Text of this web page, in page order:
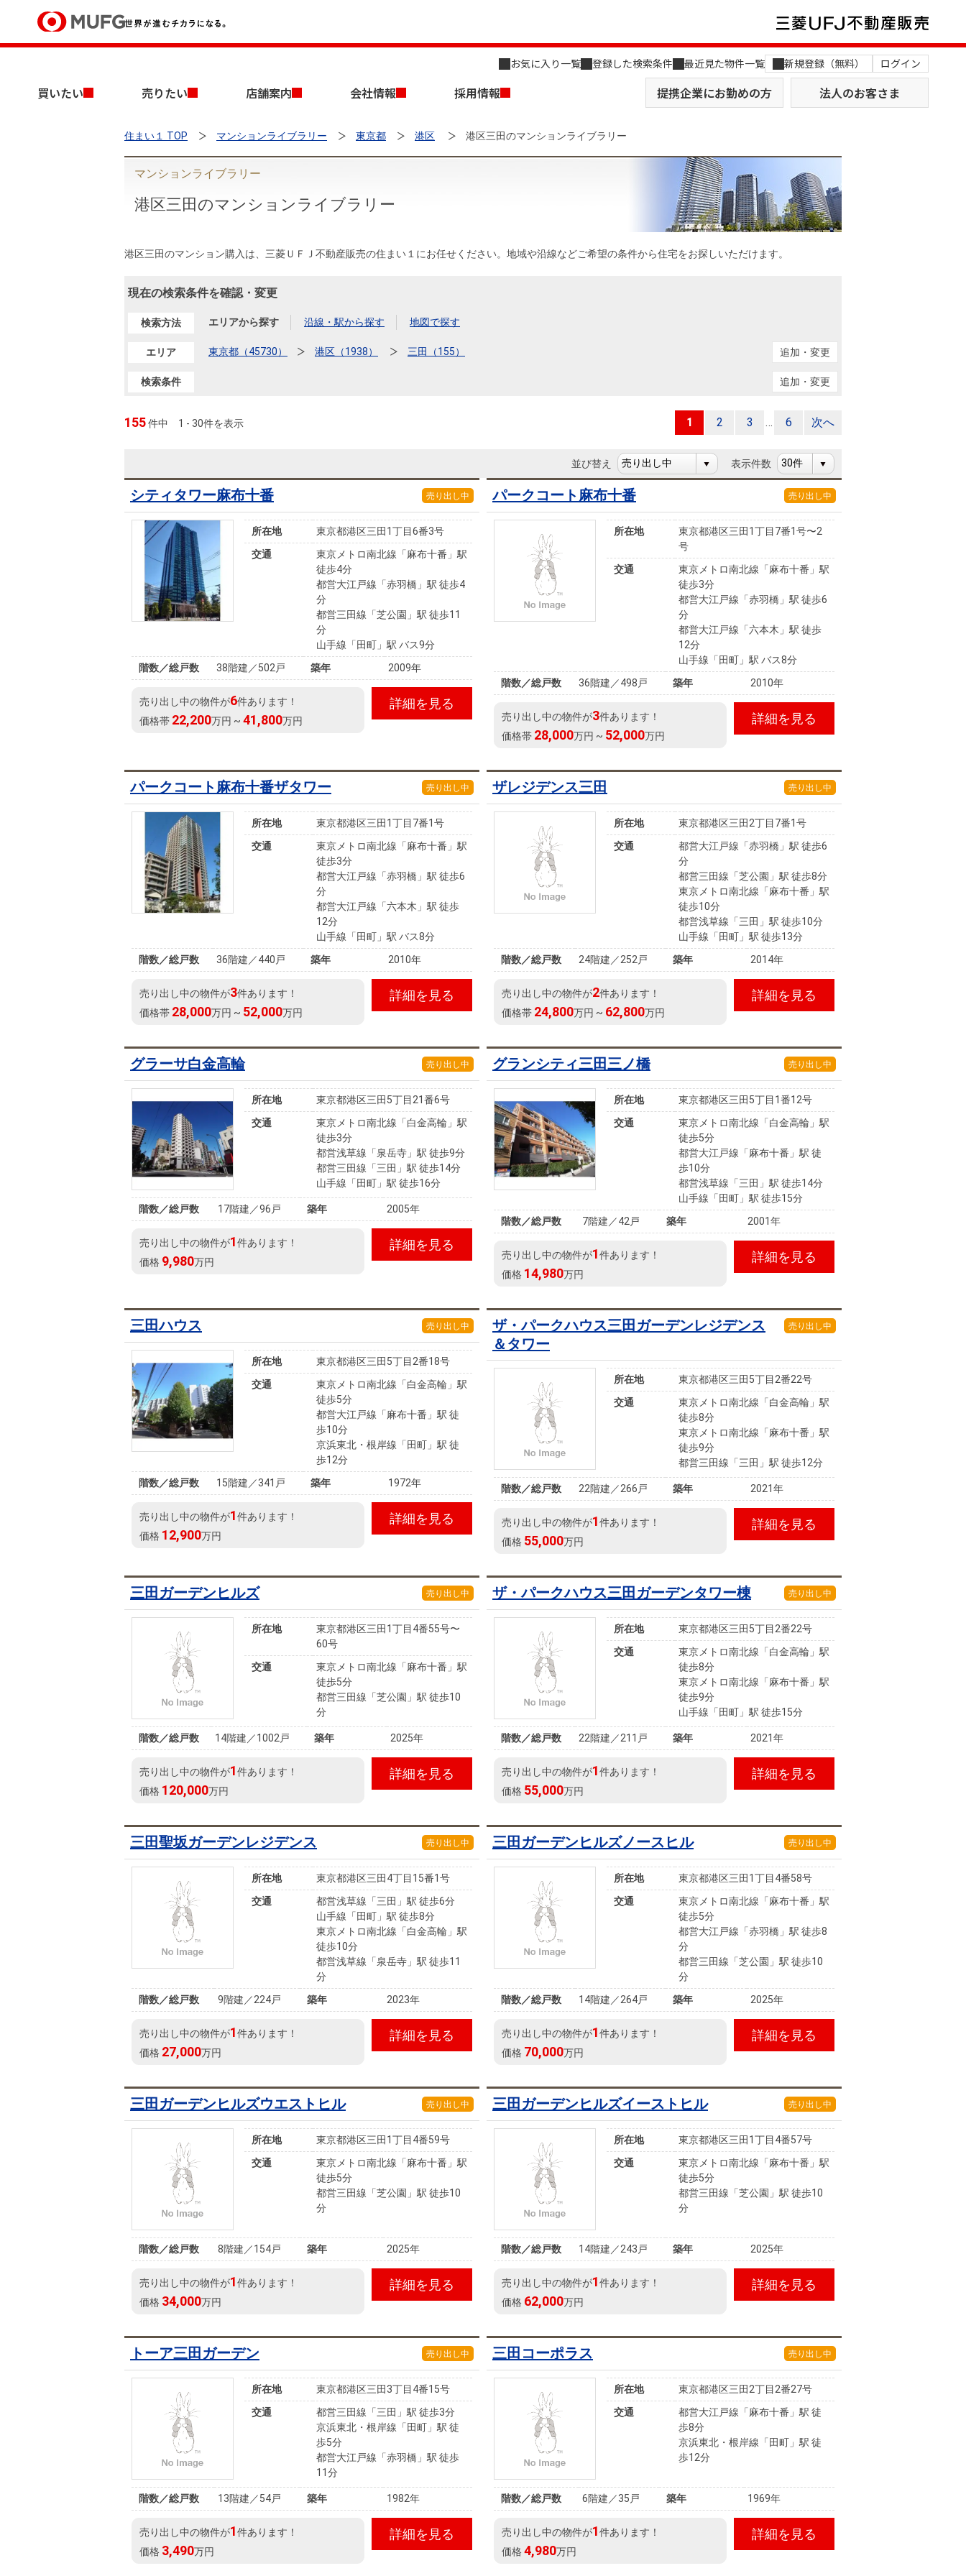
お気に入り一覧 登録した検索条件 最近見た物件一覧 新規登録（無料） ログイン
買いたい 売りたい 店舗案内 会社情報 採用情報 提携企業にお勤めの方 法人のお客さま
買いたいTOP
中古マンションを探す 新築・中古一戸建てを探す 土地を探す
購入向けサービス 住まい1プラス（お役立ちコラム）
住まいと暮らしの税金の本（電子ブック）
売りたいTOP
無料査定 売却相談 AI不動産査定
売却向けサービス 住まい1プラス（お役立ちコラム）
住まいと暮らしの税金の本（電子ブック）
店舗案内TOP
店舗のご案内（関西）
会社情報TOP
MUFG Way
本社地図
採用情報TOP
売りたい
住まい１ TOP マンションライブラリー 東京都 港区 港区三田のマンションライブラリー
マンションライブラリー
港区三田のマンションライブラリー
港区三田のマンション購入は、三菱ＵＦＪ不動産販売の住まい１にお任せください。地域や沿線などご希望の条件から住宅をお探しいただけます。
現在の検索条件を確認・変更
検索方法 エリアから探す 沿線・駅から探す 地図で探す
エリア 東京都（45730） 港区（1938） 三田（155） 追加・変更
検索条件 追加・変更
155件中 1 - 30件を表示 1 2 3 … 6 次へ
並び替え 表示件数
シティタワー麻布十番 売り出し中
所在地
東京都港区三田1丁目6番3号
交通
東京メトロ南北線「麻布十番」駅
徒歩4分
都営大江戸線「赤羽橋」駅 徒歩4
分
都営三田線「芝公園」駅 徒歩11
分
山手線「田町」駅 バス9分
階数／総戸数
38階建／502戸 築年 2009年
売り出し中の物件が6件あります！
価格帯 22,200万円 ~ 41,800万円
詳細を見る
パークコート麻布十番 売り出し中
所在地
東京都港区三田1丁目7番1号〜2
号
交通
東京メトロ南北線「麻布十番」駅
徒歩3分
都営大江戸線「赤羽橋」駅 徒歩6
分
都営大江戸線「六本木」駅 徒歩
12分
山手線「田町」駅 バス8分
階数／総戸数
36階建／498戸 築年 2010年
売り出し中の物件が3件あります！
価格帯 28,000万円 ~ 52,000万円
詳細を見る
パークコート麻布十番ザタワー 売り出し中
所在地
東京都港区三田1丁目7番1号
交通
東京メトロ南北線「麻布十番」駅
徒歩3分
都営大江戸線「赤羽橋」駅 徒歩6
分
都営大江戸線「六本木」駅 徒歩
12分
山手線「田町」駅 バス8分
階数／総戸数
36階建／440戸 築年 2010年
売り出し中の物件が3件あります！
価格帯 28,000万円 ~ 52,000万円
詳細を見る
ザレジデンス三田 売り出し中
所在地
東京都港区三田2丁目7番1号
交通
都営大江戸線「赤羽橋」駅 徒歩6
分
都営三田線「芝公園」駅 徒歩8分
東京メトロ南北線「麻布十番」駅
徒歩10分
都営浅草線「三田」駅 徒歩10分
山手線「田町」駅 徒歩13分
階数／総戸数
24階建／252戸 築年 2014年
売り出し中の物件が2件あります！
価格帯 24,800万円 ~ 62,800万円
詳細を見る
グラーサ白金高輪 売り出し中
所在地
東京都港区三田5丁目21番6号
交通
東京メトロ南北線「白金高輪」駅
徒歩3分
都営浅草線「泉岳寺」駅 徒歩9分
都営三田線「三田」駅 徒歩14分
山手線「田町」駅 徒歩16分
階数／総戸数 17階建／96戸 築年 2005年
売り出し中の物件が1件あります！
価格 9,980万円
詳細を見る
グランシティ三田三ノ橋 売り出し中
所在地
東京都港区三田5丁目1番12号
交通
東京メトロ南北線「白金高輪」駅
徒歩5分
都営大江戸線「麻布十番」駅 徒
歩10分
都営浅草線「三田」駅 徒歩14分
山手線「田町」駅 徒歩15分
階数／総戸数
7階建／42戸 築年 2001年
売り出し中の物件が1件あります！
価格 14,980万円
詳細を見る
三田ハウス 売り出し中
所在地
東京都港区三田5丁目2番18号
交通
東京メトロ南北線「白金高輪」駅
徒歩5分
都営大江戸線「麻布十番」駅 徒
歩10分
京浜東北・根岸線「田町」駅 徒
歩12分
階数／総戸数
15階建／341戸 築年 1972年
売り出し中の物件が1件あります！
価格 12,900万円
詳細を見る
ザ・パークハウス三田ガーデンレジデンス
＆タワー
売り出し中
所在地
東京都港区三田5丁目2番22号
交通
東京メトロ南北線「白金高輪」駅
徒歩8分
東京メトロ南北線「麻布十番」駅
徒歩9分
都営三田線「三田」駅 徒歩12分
階数／総戸数 22階建／266戸 築年 2021年
売り出し中の物件が1件あります！
価格 55,000万円
詳細を見る
三田ガーデンヒルズ 売り出し中
所在地
東京都港区三田1丁目4番55号〜
60号
交通
東京メトロ南北線「麻布十番」駅
徒歩5分
都営三田線「芝公園」駅 徒歩10
分
階数／総戸数 14階建／1002戸 築年 2025年
売り出し中の物件が1件あります！
価格 120,000万円
詳細を見る
ザ・パークハウス三田ガーデンタワー棟 売り出し中
所在地
東京都港区三田5丁目2番22号
交通
東京メトロ南北線「白金高輪」駅
徒歩8分
東京メトロ南北線「麻布十番」駅
徒歩9分
山手線「田町」駅 徒歩15分
階数／総戸数 22階建／211戸 築年 2021年
売り出し中の物件が1件あります！
価格 55,000万円
詳細を見る
三田聖坂ガーデンレジデンス 売り出し中
所在地
東京都港区三田4丁目15番1号
交通
都営浅草線「三田」駅 徒歩6分
山手線「田町」駅 徒歩8分
東京メトロ南北線「白金高輪」駅
徒歩10分
都営浅草線「泉岳寺」駅 徒歩11
分
階数／総戸数
9階建／224戸 築年 2023年
売り出し中の物件が1件あります！
価格 27,000万円
詳細を見る
三田ガーデンヒルズノースヒル 売り出し中
所在地
東京都港区三田1丁目4番58号
交通
東京メトロ南北線「麻布十番」駅
徒歩5分
都営大江戸線「赤羽橋」駅 徒歩8
分
都営三田線「芝公園」駅 徒歩10
分
階数／総戸数
14階建／264戸 築年 2025年
売り出し中の物件が1件あります！
価格 70,000万円
詳細を見る
三田ガーデンヒルズウエストヒル 売り出し中
所在地
東京都港区三田1丁目4番59号
交通
東京メトロ南北線「麻布十番」駅
徒歩5分
都営三田線「芝公園」駅 徒歩10
分
階数／総戸数 8階建／154戸 築年 2025年
売り出し中の物件が1件あります！
価格 34,000万円
詳細を見る
三田ガーデンヒルズイーストヒル 売り出し中
所在地
東京都港区三田1丁目4番57号
交通
東京メトロ南北線「麻布十番」駅
徒歩5分
都営三田線「芝公園」駅 徒歩10
分
階数／総戸数 14階建／243戸 築年 2025年
売り出し中の物件が1件あります！
価格 62,000万円
詳細を見る
トーア三田ガーデン 売り出し中
所在地
東京都港区三田3丁目4番15号
交通
都営三田線「三田」駅 徒歩3分
京浜東北・根岸線「田町」駅 徒
歩5分
都営大江戸線「赤羽橋」駅 徒歩
11分
階数／総戸数 13階建／54戸 築年 1982年
売り出し中の物件が1件あります！
価格 3,490万円
詳細を見る
三田コーポラス 売り出し中
所在地
東京都港区三田2丁目2番27号
交通
都営大江戸線「麻布十番」駅 徒
歩8分
京浜東北・根岸線「田町」駅 徒
歩12分
階数／総戸数 6階建／35戸 築年 1969年
売り出し中の物件が1件あります！
価格 4,980万円
詳細を見る